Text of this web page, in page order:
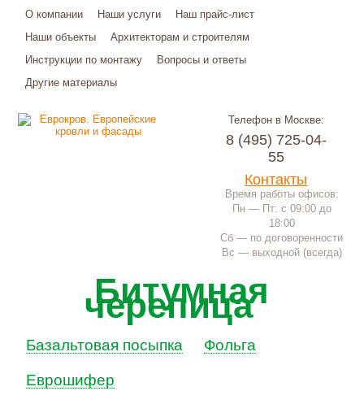
О компании Наши услуги
Наш прайс-лист
Наши объекты
Архитекторам и строителям
Инструкции по монтажу
Вопросы и ответы
Другие материалы
Телефон в Москве:
8 (495) 725-04-
55
Контакты
Время работы офисов:
Пн — Пт: с 09:00 до
18:00
Сб — по договоренности
Вс — выходной (всегда)
Битумная
черепица
Базальтовая посыпка Фольга
Еврошифер